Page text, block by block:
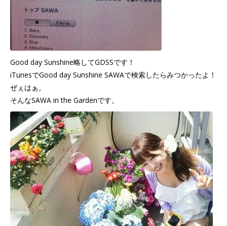
Good day Sunshine略してGDSSです！
iTunesでGood day Sunshine SAWAで検索したらみつかったよ！
ぜぇはぁ。
そんなSAWA in the Gardenです。